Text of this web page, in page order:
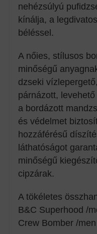
nehézsúlyú
kínálja, a
béléssel.
A nőies, stílusos
minőségű
dzseki
párnázott,
a bordázott
és védelmet
hozzáférésű
láthatóságot
minőségű
cipzárak.
A tökéletes
B&C Superhood /
Crew Bomber /men